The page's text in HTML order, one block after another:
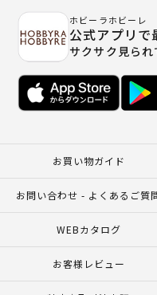
ホビーラホビーレ
公式アプリで
サクサク見ら
お買い物ガイド
お問い合わせ - よくあるご質
WEBカタログ
お客様レビュー